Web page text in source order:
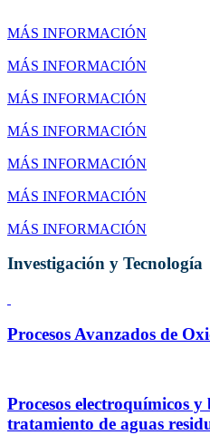
MÁS INFORMACIÓN
MÁS INFORMACIÓN
MÁS INFORMACIÓN
MÁS INFORMACIÓN
MÁS INFORMACIÓN
MÁS INFORMACIÓN
MÁS INFORMACIÓN
Investigación y Tecnología
Procesos Avanzados de
Procesos electroquímicos
tratamiento de aguas